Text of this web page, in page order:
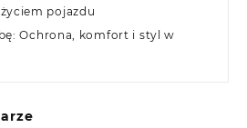
pojazdu
Ochrona, komfort i styl w